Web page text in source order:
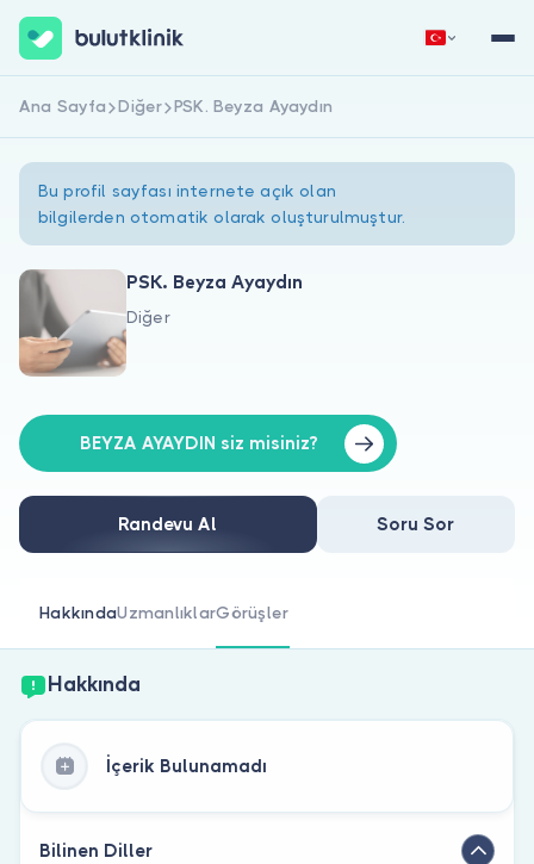
Hakkımızda
Doktorlar için
Doktor musunuz?
Hemen Kaydol
Ana Sayfa Diğer PSK. Beyza Ayaydın
Bu profil sayfası internete açık olan
bilgilerden otomatik olarak oluşturulmuştur.
PSK. Beyza Ayaydın
Diğer
BEYZA AYAYDIN siz misiniz?
Randevu Al Soru Sor
HakkındaUzmanlıklarGörüşler
Hakkında
İçerik Bulunamadı
Bilinen Diller